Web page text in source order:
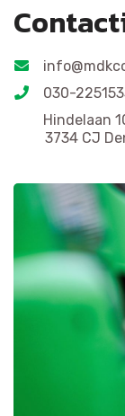
030-
Hindelaan
3734 CJ